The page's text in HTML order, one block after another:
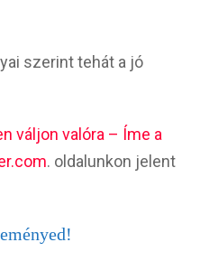
szerint tehát a jó
váljon valóra – Íme a
. oldalunkon jelent